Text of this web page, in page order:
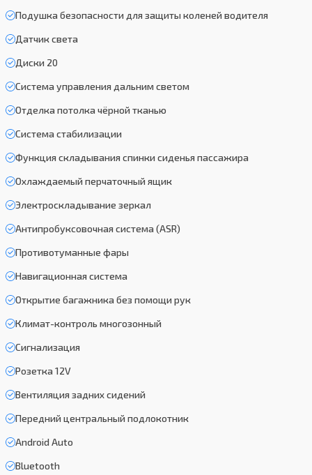
Подушка безопасности для защиты коленей водителя
Датчик света
Диски 20
Система управления дальним светом
Отделка потолка чёрной тканью
Система стабилизации
Функция складывания спинки сиденья пассажира
Охлаждаемый перчаточный ящик
Электроскладывание зеркал
Антипробуксовочная система (ASR)
Противотуманные фары
Навигационная система
Открытие багажника без помощи рук
Климат-контроль многозонный
Сигнализация
Розетка 12V
Вентиляция задних сидений
Передний центральный подлокотник
Android Auto
Bluetooth